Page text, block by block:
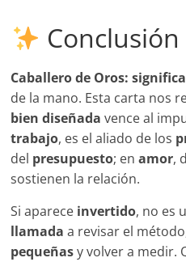
Conclusión
Caballero de Oros:
de la mano. Esta carta nos
bien diseñada vence al
trabajo, es el aliado de los
del presupuesto; enamor,
sostienen la relación.
Si aparece invertido, no es
llamada a revisar el
pequeñasy volver a medir.